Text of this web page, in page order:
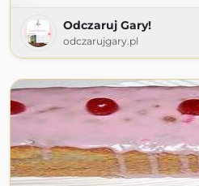
Odczaruj Gary!
odczarujgary.pl